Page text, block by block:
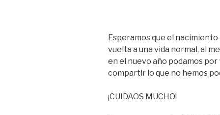
Esperamos que el
vuelta a una vida normal, al
en el nuevo año podamos
compartir lo que no hemos
¡CUIDAOS MUCHO!